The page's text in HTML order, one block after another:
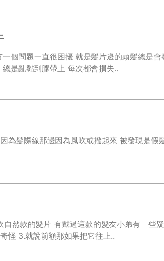
一直很困擾 就是髮片邊的頭髮總是會黏在膠帶上 尤其
是亂黏到膠帶上 每次都會損失..
為髮際線那邊因為風吹或撥起來 被發現是假
然款的髮片 有戴過這款的髮友小弟有一些
怪 3.就說前額那如果把它往上..